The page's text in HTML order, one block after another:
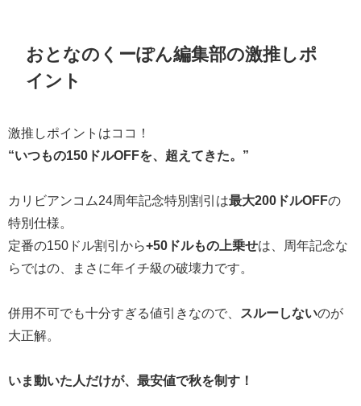
おとなのくーぽん編集部の激推しポ
イント
激推しポイントはココ！
“いつもの150ドルOFFを、超えてきた。”
カリビアンコム24周年記念特別割引は最大200ドルOFFの
特別仕様。
定番の150ドル割引から+50ドルもの上乗せは、周年記念な
らではの、まさに年イチ級の破壊力です。
併用不可でも十分すぎる値引きなので、 スルーしないのが
大正解。
いま動いた人だけが、最安値で秋を制す！